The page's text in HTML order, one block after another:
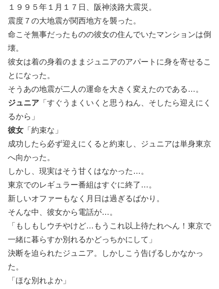
１９９５年１月１７日、阪神淡路大震災。
震度７の大地震が関西地方を襲った。
命こそ無事だったものの彼女の住んでいたマンションは倒
壊。
彼女は着の身着のままジュニアのアパートに身を寄せるこ
とになった。
そうあの地震が二人の運命を大きく変えたのである…。
ジュニア 「すぐうまくいくと思うねん、そしたら迎えにく
るから」
彼女 「約束な」
成功したら必ず迎えにくると約束し、ジュニアは単身東京
へ向かった。
しかし、現実はそう甘くはなかった…。
東京でのレギュラー番組はすぐに終了…。
新しいオファーもなく月日は過ぎるばかり。
そんな中、彼女から電話が…。
「もしもしウチやけど…もうこれ以上待たれへん！東京で
一緒に暮らすか別れるかどっちかにして」
決断を迫られたジュニア。しかしこう告げるしかなかっ
た。
「ほな別れよか」